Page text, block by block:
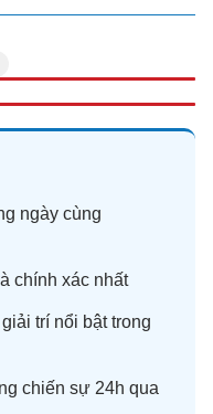
ngày cùng
chính xác nhất
giải trí nổi bật trong
chiến sự 24h qua